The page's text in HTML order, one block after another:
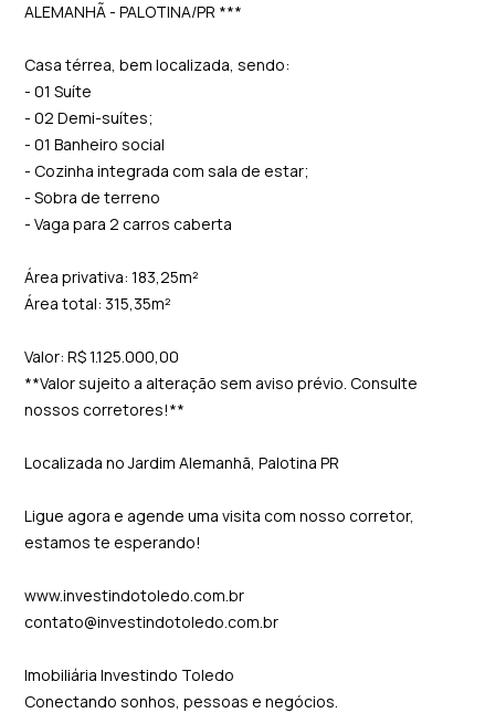
ALEMANHÃ - PALOTINA/PR ***
Casa térrea, bem localizada, sendo:
- 01 Suíte
- 02 Demi-suítes;
- 01 Banheiro social
- Cozinha integrada com sala de estar;
- Sobra de terreno
- Vaga para 2 carros caberta
Área privativa: 183,25m²
Área total: 315,35m²
Valor: R$ 1.125.000,00
**Valor sujeito a alteração sem aviso prévio. Consulte
nossos corretores!**
Localizada no Jardim Alemanhã, Palotina PR
Ligue agora e agende uma visita com nosso corretor,
estamos te esperando!
www.investindotoledo.com.br
contato@investindotoledo.com.br
Imobiliária Investindo Toledo
Conectando sonhos, pessoas e negócios.